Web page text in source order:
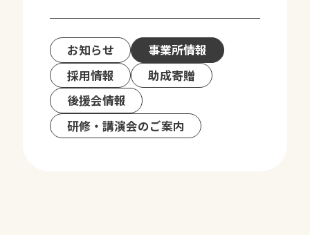
お知らせ
事業所情報
採用情報
助成寄贈
後援会情報
研修・講演会のご案内